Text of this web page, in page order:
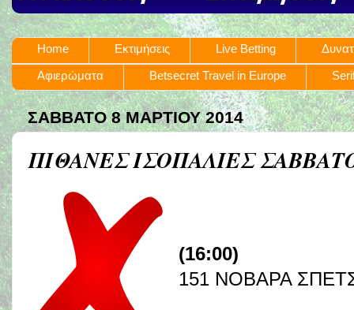
Home Εκτιμήσεις Live Betting
Αφιερώματα
Betsecret Travel in Europe
ΣΆΒΒΑΤΟ 8 ΜΑΡΤΊΟΥ 2014
ΠΙΘΑΝΕΣ ΙΣΟΠΑΛΙΕΣ
(16:00)
151 ΝΟΒΑΡΑ